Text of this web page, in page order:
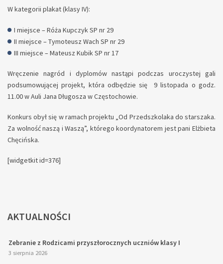
W kategorii plakat (klasy IV):
I miejsce – Róża Kupczyk SP nr 29
II miejsce – Tymoteusz Wach SP nr 29
III miejsce – Mateusz Kubik SP nr 17
Wręczenie nagród i dyplomów nastąpi podczas uroczystej gali
podsumowującej projekt, która odbędzie się 9 listopada o godz.
11.00 w Auli Jana Długosza w Częstochowie.
Konkurs obył się w ramach projektu „Od Przedszkolaka do starszaka.
Za wolność naszą i Waszą”, którego koordynatorem jest pani Elżbieta
Chęcińska.
[widgetkit id=376]
AKTUALNOŚCI
Zebranie z Rodzicami przyszłorocznych uczniów klasy I
3 sierpnia 2026